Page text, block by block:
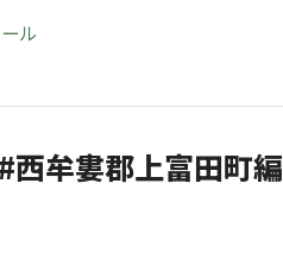
ル
西牟婁郡上富田町編